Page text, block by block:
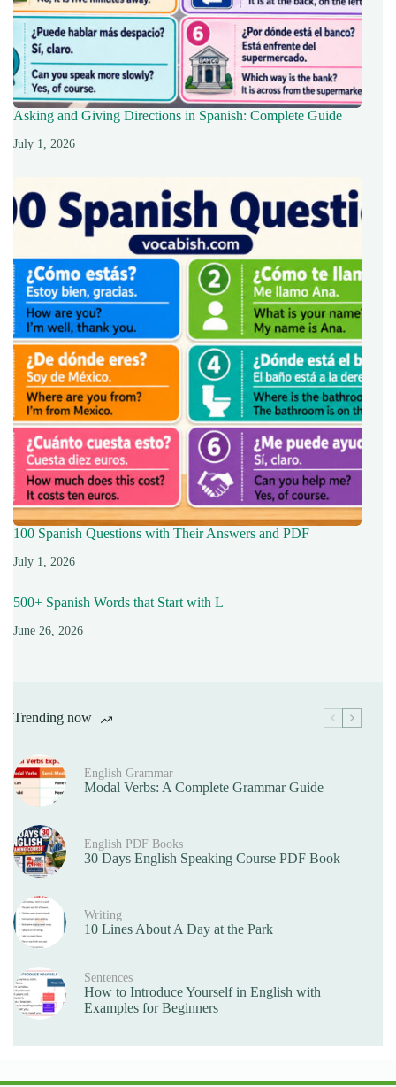
Asking and Giving Directions in Spanish: Complete Guide
July 1, 2026
100 Spanish Questions with Their Answers and PDF
July 1, 2026
500+ Spanish Words that Start with L
June 26, 2026
Trending now
English Grammar
Modal Verbs: A Complete Grammar Guide
English PDF Books
30 Days English Speaking Course PDF Book
Writing
10 Lines About A Day at the Park
Sentences
How to Introduce Yourself in English with
Examples for Beginners